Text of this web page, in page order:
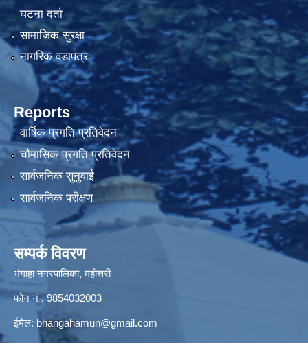
घटना दर्ता
सामाजिक सुरक्षा
नागरिक वडापत्र
Reports
वार्षिक प्रगति प्रतिवेदन
चौमासिक प्रगति प्रतिवेदन
सार्वजनिक सुनुवाई
सार्वजनिक परीक्षण
सम्पर्क विवरण
भंगाहा नगरपालिका, महोत्तरी
फोन नं . 9854032003
ईमेल: bhangahamun@gmail.com